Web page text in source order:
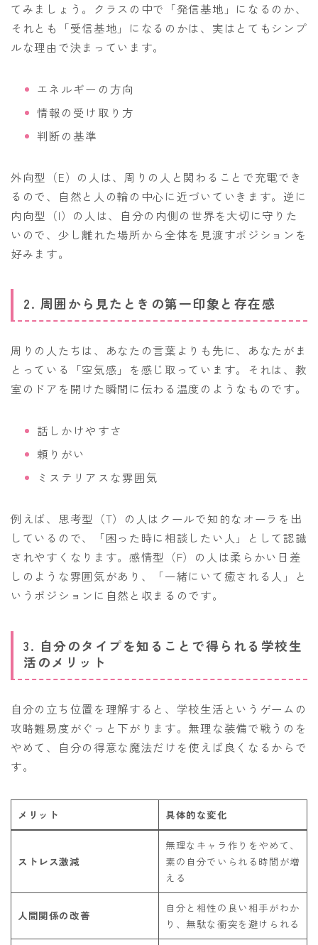
てみましょう。クラスの中で「発信基地」になるのか、
それとも「受信基地」になるのかは、実はとてもシンプ
ルな理由で決まっています。
エネルギーの方向
情報の受け取り方
判断の基準
外向型（E）の人は、周りの人と関わることで充電でき
るので、自然と人の輪の中心に近づいていきます。逆に
内向型（I）の人は、自分の内側の世界を大切に守りた
いので、少し離れた場所から全体を見渡すポジションを
好みます。
2. 周囲から見たときの第一印象と存在感
周りの人たちは、あなたの言葉よりも先に、あなたがま
とっている「空気感」を感じ取っています。それは、教
室のドアを開けた瞬間に伝わる温度のようなものです。
話しかけやすさ
頼りがい
ミステリアスな雰囲気
例えば、思考型（T）の人はクールで知的なオーラを出
しているので、「困った時に相談したい人」として認識
されやすくなります。感情型（F）の人は柔らかい日差
しのような雰囲気があり、「一緒にいて癒される人」と
いうポジションに自然と収まるのです。
3. 自分のタイプを知ることで得られる学校生
活のメリット
自分の立ち位置を理解すると、学校生活というゲームの
攻略難易度がぐっと下がります。無理な装備で戦うのを
やめて、自分の得意な魔法だけを使えば良くなるからで
す。
メリット 具体的な変化
ストレス激減
無理なキャラ作りをやめて、
素の自分でいられる時間が増
える
人間関係の改善
自分と相性の良い相手がわか
り、無駄な衝突を避けられる